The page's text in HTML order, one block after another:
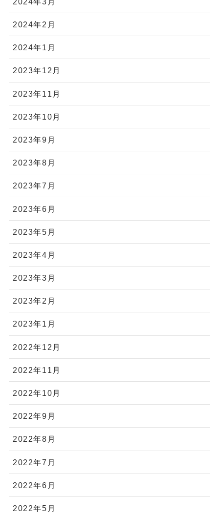
2024年2月
2024年1月
2023年12月
2023年11月
2023年10月
2023年9月
2023年8月
2023年7月
2023年6月
2023年5月
2023年4月
2023年3月
2023年2月
2023年1月
2022年12月
2022年11月
2022年10月
2022年9月
2022年8月
2022年7月
2022年6月
2022年5月